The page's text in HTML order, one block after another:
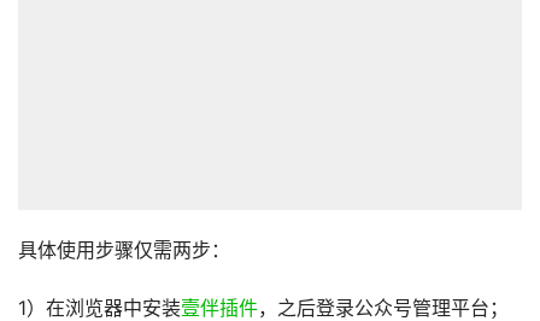
具体使用步骤仅需两步：
1）在浏览器中安装壹伴插件，之后登录公众号管理平台；